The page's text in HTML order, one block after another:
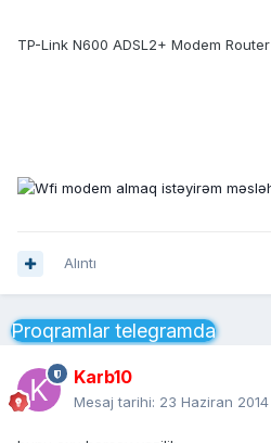
TP-Link N600 ADSL2+ Modem Router
Alıntı
Proqramlar telegramda
Karb10
Mesaj tarihi: 23 Haziran 2014